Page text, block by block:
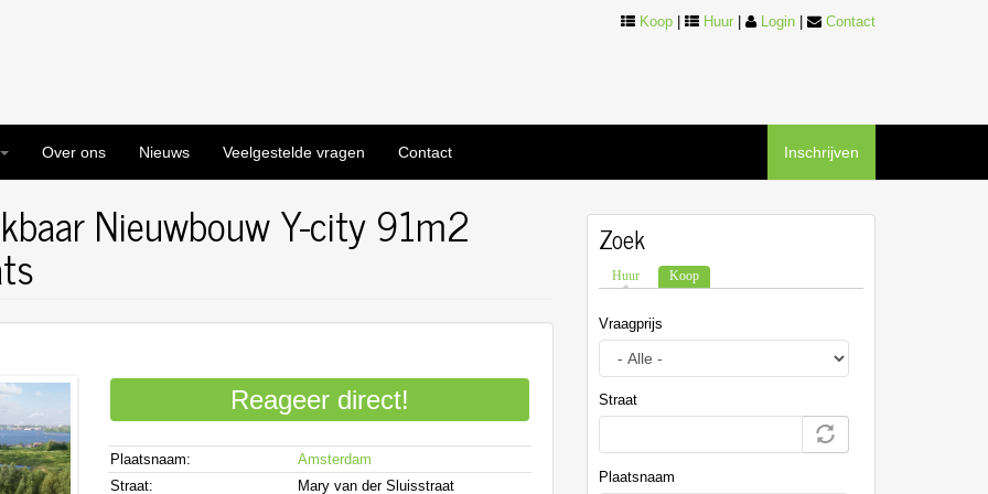
Koop Huur Login Contact
Over ons Nieuws Veelgestelde vragen Contact Inschrijven
Nieuwbouw Y-city 91m2
Reageer direct!
Plaatsnaam:
Amsterdam
Straat:
Mary van der Sluisstraat
Zoek
Huur Koop(actieve tabblad)
Vraagprijs
Straat
Plaatsnaam